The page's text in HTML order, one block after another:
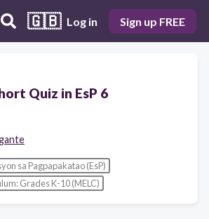
🇬🇧 Log in Sign up FREE
Quiz in EsP 6
sa Pagpapakatao (EsP)
Grades K-10 (MELC)